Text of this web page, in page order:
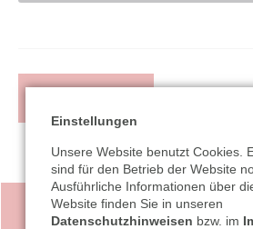
VIDEO-
Einstellungen
Unsere Website benutzt Cookies.
sind für den Betrieb der Website
Ausführliche Informationen über
Website finden Sie in unseren
Datenschutzhinweisen bzw. im